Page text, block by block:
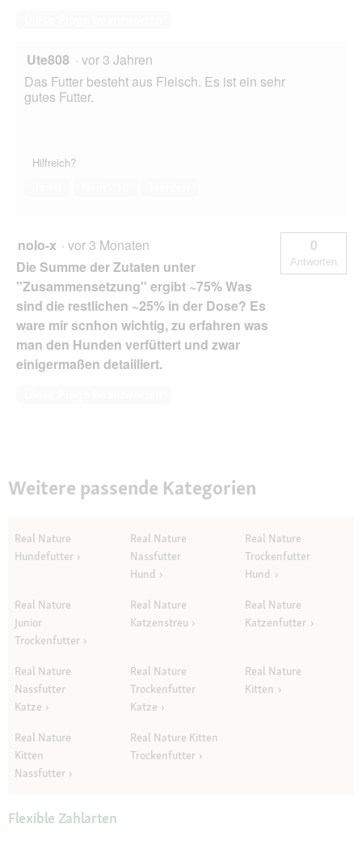
Ute808 · vor 3 Jahren
Das Futter besteht aus Fleisch. Es ist ein sehr
gutes Futter.
Hilfreich?
nolo-x · vor 3 Monaten
Die Summe der Zutaten unter
"Zusammensetzung" ergibt ~75% Was
sind die restlichen ~25% in der Dose? Es
ware mir scnhon wichtig, zu erfahren was
man den Hunden verfüttert und zwar
einigermaßen detaiiliert.
0
Antworten
Weitere passende Kategorien
Real Nature
Hundefutter
Real Nature
Nassfutter
Hund
Real Nature
Trockenfutter
Hund
Real Nature
Junior
Trockenfutter
Real Nature
Katzenstreu
Real Nature
Katzenfutter
Real Nature
Nassfutter
Katze
Real Nature
Trockenfutter
Katze
Real Nature
Kitten
Real Nature
Kitten
Nassfutter
Real Nature Kitten
Trockenfutter
Flexible Zahlarten